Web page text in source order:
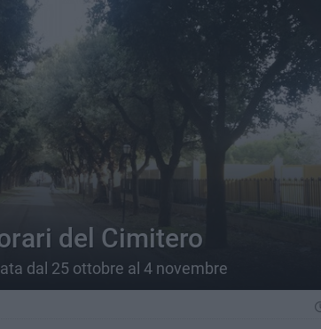
del Cimitero
dal 25 ottobre al 4 novembre